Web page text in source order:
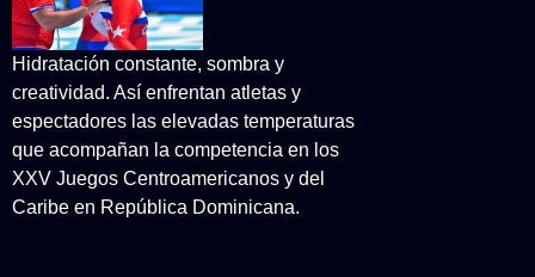
Hidratación constante, sombra y
creatividad. Así enfrentan atletas y
espectadores las elevadas temperaturas
que acompañan la competencia en los
XXV Juegos Centroamericanos y del
Caribe en República Dominicana.